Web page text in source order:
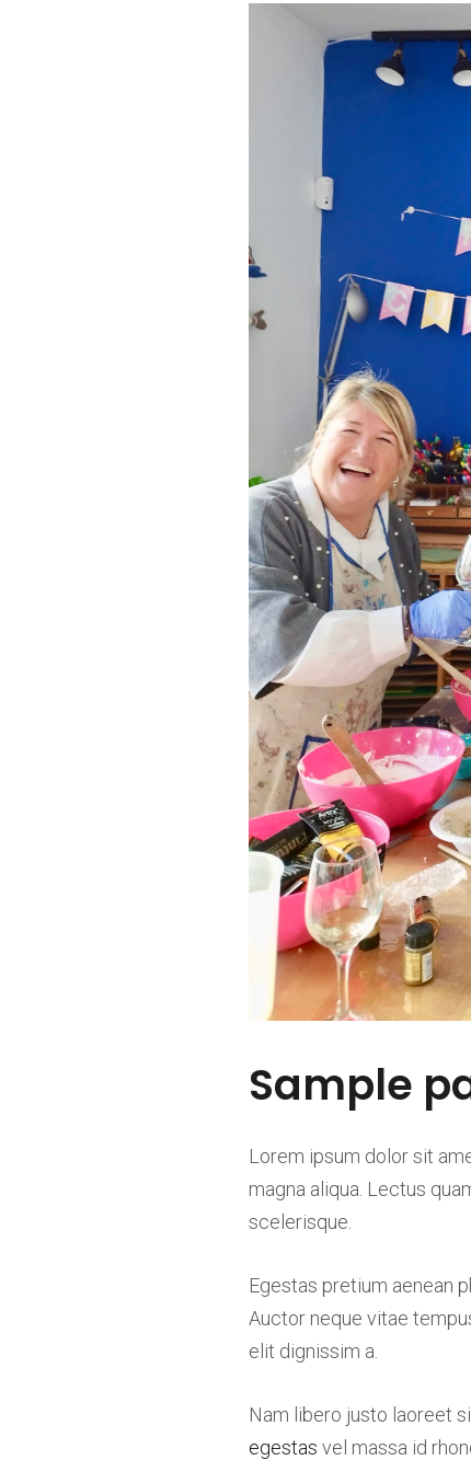
Sample
Lorem ipsum dolor sit
magna aliqua. Lectus
scelerisque.
Egestas pretium aenean
Auctor neque vitae
elit dignissim a.
Nam libero justo laoreet
egestas vel massa id